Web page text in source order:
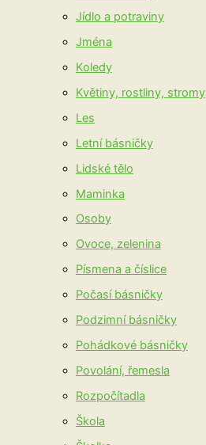
Jídlo a potraviny
Jména
Koledy
Květiny, rostliny, stromy
Les
Letní básničky
Lidské tělo
Maminka
Osoby
Ovoce, zelenina
Písmena a číslice
Počasí básničky
Podzimní básničky
Pohádkové básničky
Povolání, řemesla
Rozpočítadla
Škola